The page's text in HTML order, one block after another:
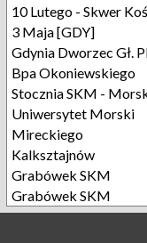
10 Lutego - Skwer
3 Maja [GDY]
Gdynia Dworzec Gł.
Bpa Okoniewskiego
Stocznia SKM -
Uniwersytet Morski
Mireckiego
Kalksztajnów
Grabówek SKM
Grabówek SKM